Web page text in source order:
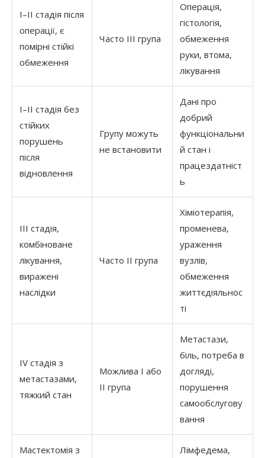
I–II стадія після
операції, є
помірні стійкі
обмеження
Часто III група
Операція,
гістологія,
обмеження
руки, втома,
лікування
I–II стадія без
стійких
порушень
після
відновлення
Групу можуть
не встановити
Дані про
добрий
функціональни
й стан і
працездатніст
ь
III стадія,
комбіноване
лікування,
виражені
наслідки
Часто II група
Хіміотерапія,
променева,
ураження
вузлів,
обмеження
життєдіяльнос
ті
IV стадія з
метастазами,
тяжкий стан
Можлива I або
II група
Метастази,
біль, потреба в
догляді,
порушення
самообслугову
вання
Мастектомія з
Лімфедема,